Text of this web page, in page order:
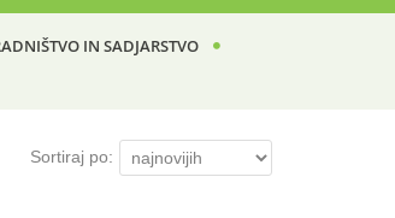
IN SADJARSTVO
Sortiraj po: